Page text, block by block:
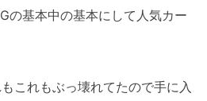
の基本中の基本にして人気カー
これもぶっ壊れてたので手に入